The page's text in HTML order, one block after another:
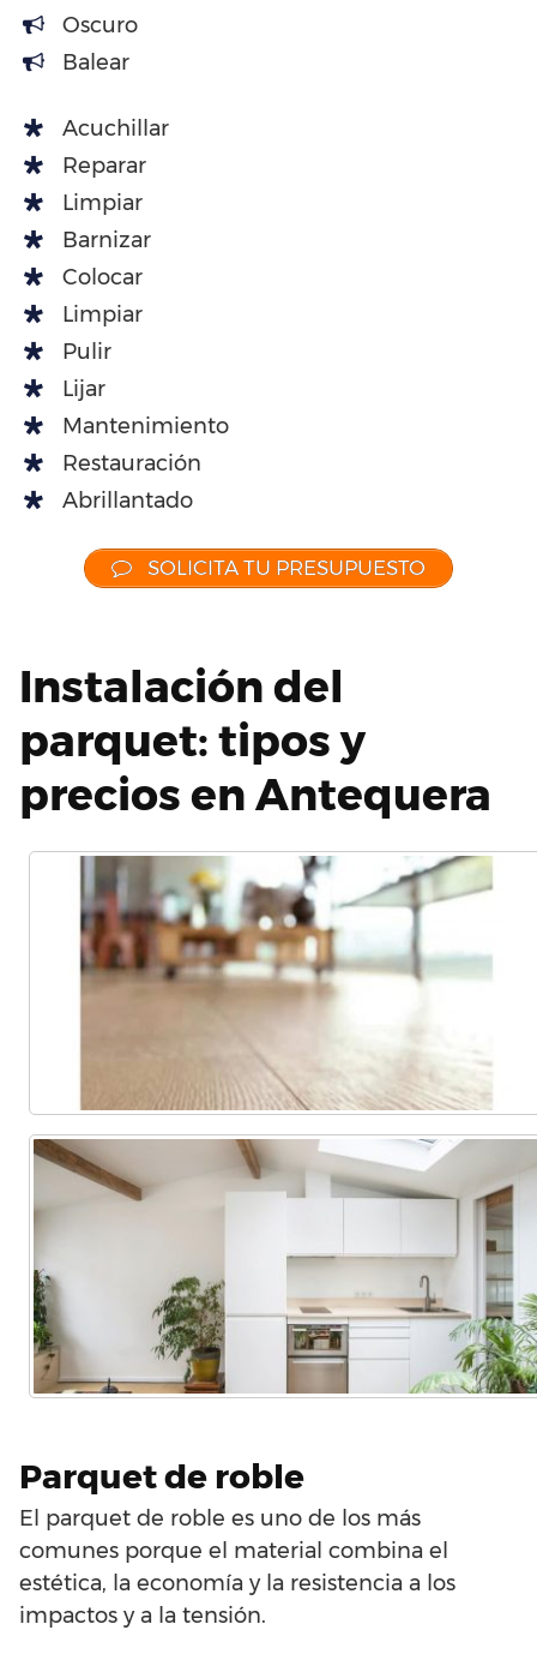
Oscuro
Balear
Acuchillar
Reparar
Limpiar
Barnizar
Colocar
Limpiar
Pulir
Lijar
Mantenimiento
Restauración
Abrillantado
SOLICITA TU PRESUPUESTO
Instalación del
parquet: tipos y
precios en Antequera
Parquet de roble
El parquet de roble es uno de los más
comunes porque el material combina el
estética, la economía y la resistencia a los
impactos y a la tensión.